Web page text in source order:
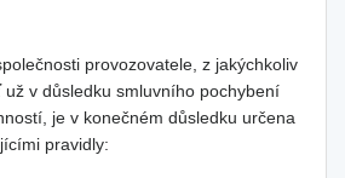
provozovatele, z jakýchkoliv
v důsledku smluvního pochybení
je v konečném důsledku určena
pravidly: